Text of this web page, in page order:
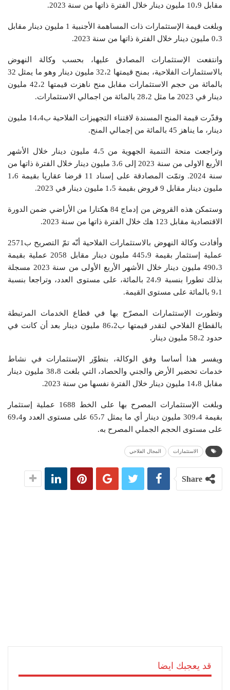
مقابل 10،9 مليون دينار خلال الفترة ذاتها من سنة 2023.
وبلغت قيمة الإستثمارات ذات المساهمة الأجنبية 1 مليون دينار مقابل
0،3 مليون دينار خلال الفترة ذاتها من سنة 2023.
وانتفعت الإستثمارات المصادق عليها، بحسب وكالة النهوض
بالاستثمارات الفلاحية، بمنح قيمتها 32،2 مليون دينار وهو ما يمثل 32
بالمائة من حجم الاستثمارات مقابل منح ناهزت قيمتها 42،2 مليون
دينار في 2023 ما مثل 28،2 بالمائة من اجمالي الاستثمارات.
وقدّرت قيمة المنح المسندة لاقتناء التجهيزات الفلاحية ب14،4 مليون
دينار، ما يناهز 45 بالمائة من إجمالي المنح.
وتراجعت منحة التنمية الجهوية من 4،5 مليون دينار خلال الأشهر
الأربع الاولى من سنة 2023 إلى 3،6 مليون دينار خلال الفترة ذاتها من
سنة 2024. وتمّت المصادقة على إسناد 11 قرضا عقاريا بقيمة 1،6
مليون دينار مقابل 9 قروض بقيمة 1،5 مليون دينار في 2023.
وستمكن هذه القروض من إدماج 84 هكتارا من الأراضي ضمن الدورة
الاقتصادية مقابل 123 هك خلال الفترة ذاتها من سنة 2023.
وأفادت وكالة النهوض بالاستثمارات الفلاحية أنّه تمّ التصريح ب2571
عملية إستثمار بقيمة 445،9 مليون دينار مقابل 2058 عملية بقيمة
490،3 مليون دينار خلال الأشهر الأربع الأولى من سنة 2023 مسجلة
بذلك تطورا بنسبة 24،9 بالمائة، على مستوى العدد، وتراجعا بنسبة
9،1 بالمائة على مستوى القيمة.
وتطورت الإستثمارات المصرّح بها في قطاع الخدمات المرتبطة
بالقطاع الفلاحي لتقدر قيمتها ب86،2 مليون دينار بعد أن كانت في
حدود 58،2 مليون دينار.
ويفسر هذا أساسا وفق الوكالة، بتطوّر الإستثمارات في نشاط
خدمات تحضير الأرض والجني والحصاد، التي بلغت 38،8 مليون دينار
مقابل 14،8 مليون دينار خلال الفترة نفسها من سنة 2023.
وبلغت الإستثمارات المصرح بها على الخط 1688 عملية إستثمار
بقيمة 309،4 مليون دينار أي ما يمثل 65،7 على مستوى العدد و69،4
على مستوى الحجم الجملي المصرح به.
الاستثمارات المجال الفلاحي
Share
قد يعجبك ايضا